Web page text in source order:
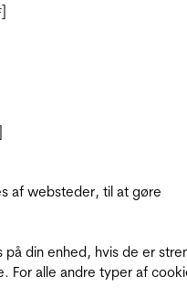
af websteder, til at gøre
på din enhed, hvis de er
For alle andre typer af